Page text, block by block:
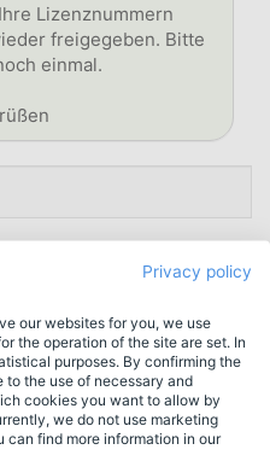
Lizenznummern
freigegeben. Bitte
einmal.
* = erforderliche Daten
Privacy policy
our websites for you, we use
the operation of the site are set. In
purposes. By confirming the
to the use of necessary and
cookies you want to allow by
we do not use marketing
can find more information in our